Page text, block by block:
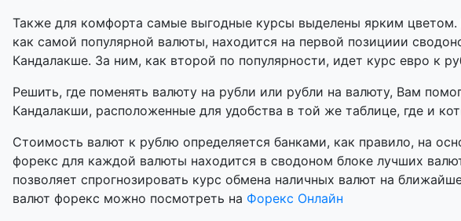
Также для комфорта самые выгодные курсы выделены ярким
как самой популярной валюты, находится на первой позициии
Кандалакше. За ним, как второй по популярности, идет курс евро к
Решить, где поменять валюту на рубли или рубли на валюту, Вам
Кандалакши, расположенные для удобства в той же таблице, где и
Стоимость валют к рублю определяется банками, как правило, на
форекс для каждой валюты находится в сводоном блоке лучших
позволяет спрогнозировать курс обмена наличных валют на
валют форекс можно посмотреть на Форекс Онлайн